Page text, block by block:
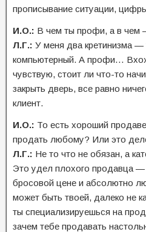
прописывание ситуации,
И.О.: В чем ты профи, а в чем
Л.Г.: У меня два кретинизма —
компьютерный. А профи…
чувствую, стоит ли что-то
закрыть дверь, все равно
клиент.
И.О.: То есть хороший
продать любому? Или это
Л.Г.: Не то что не обязан, а
Это удел плохого продавца —
бросовой цене и абсолютно
может быть твоей, далеко не
ты специализируешься на
зачем тебе продавать